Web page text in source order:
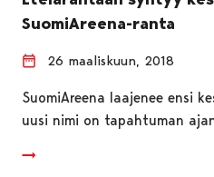
SuomiAreena-ranta
26 maaliskuun, 2018
SuomiAreena laajenee ensi
uusi nimi on tapahtuman